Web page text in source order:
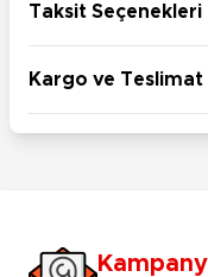
Taksit Seçenekleri
Kargo ve Teslimat